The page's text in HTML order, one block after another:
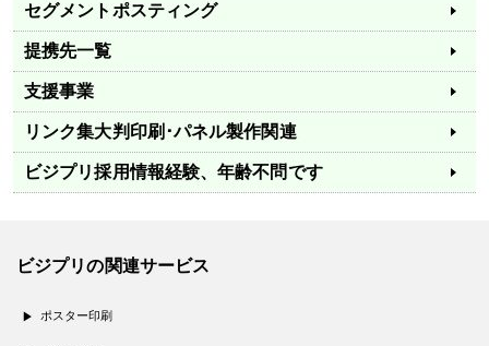
セグメントポスティング
提携先一覧
支援事業
リンク集大判印刷･パネル製作関連
ビジプリ採用情報経験、年齢不問です
ビジプリの関連サービス
ポスター印刷